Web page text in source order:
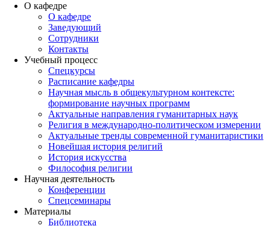
О кафедре
О кафедре
Заведующий
Сотрудники
Контакты
Учебный процесс
Спецкурсы
Расписание кафедры
Научная мысль в общекультурном контексте:
формирование научных программ
Актуальные направления гуманитарных наук
Религия в международно-политическом измерении
Актуальные тренды современной гуманитаристики
Новейшая история религий
История искусства
Философия религии
Научная деятельность
Конференции
Спецсеминары
Материалы
Библиотека